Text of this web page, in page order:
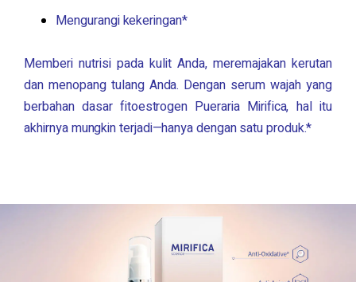
Mengurangi kekeringan*
Memberi nutrisi pada kulit Anda, meremajakan kerutan
dan menopang tulang Anda. Dengan serum wajah yang
berbahan dasar fitoestrogen Pueraria Mirifica, hal itu
akhirnya mungkin terjadi—hanya dengan satu produk.*